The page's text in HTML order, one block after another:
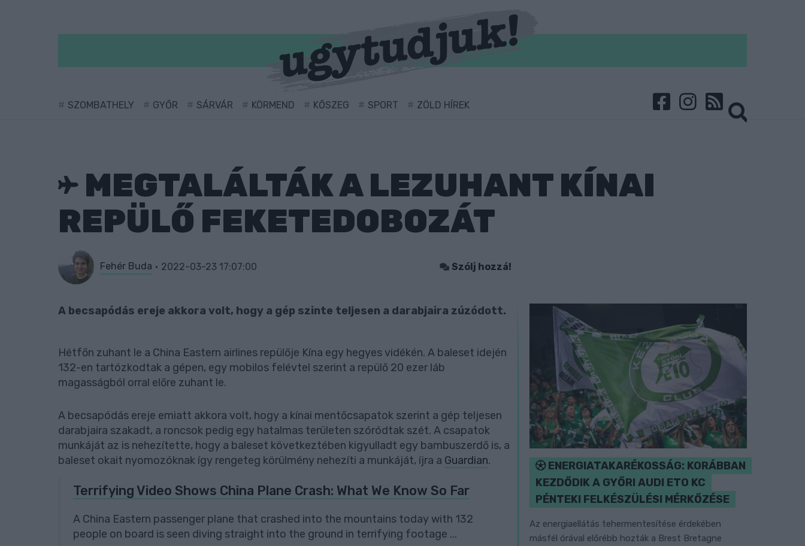
SZOMBATHELY GYŐR SÁRVÁR KÖRMEND KŐSZEG SPORT ZÖLD HÍREK
MEGTALÁLTÁK A LEZUHANT KÍNAI
REPÜLŐ FEKETEDOBOZÁT
Fehér Buda 2022-03-23 17:07:00 Szólj hozzá!
A becsapódás ereje akkora volt, hogy a gép szinte teljesen a darabjaira zúzódott.
Hétfőn zuhant le a China Eastern airlines repülője Kína egy hegyes vidékén. A baleset idején
132-en tartózkodtak a gépen, egy mobilos felévtel szerint a repülő 20 ezer láb
magasságból orral előre zuhant le.
A becsapódás ereje emiatt akkora volt, hogy a kínai mentőcsapatok szerint a gép teljesen
darabjaira szakadt, a roncsok pedig egy hatalmas területen szóródtak szét. A csapatok
munkáját az is nehezítette, hogy a baleset következtében kigyulladt egy bambuszerdő is, a
baleset okait nyomozóknak így rengeteg körülmény nehezíti a munkáját, íjra a Guardian.
Terrifying Video Shows China Plane Crash: What We Know So Far
A China Eastern passenger plane that crashed into the mountains today with 132
people on board is seen diving straight into the ground in terrifying footage ...
ENERGIATAKARÉKOSSÁG: KORÁBBAN
KEZDŐDIK A GYŐRI AUDI ETO KC
PÉNTEKI FELKÉSZÜLÉSI MÉRKŐZÉSE
Az energiaellátás tehermentesítése érdekében
másfél órával előrébb hozták a Brest Bretagne